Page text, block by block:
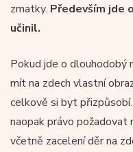
zmatky. Především jde
učinil.
Pokud jde o dlouhodobý
mít na zdech vlastní
celkově si byt
naopak právo požadovat
včetně zacelení děr na